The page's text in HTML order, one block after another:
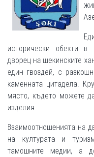
исторически обекти
дворец на шекинските
един гвоздей, с
каменната цитадела.
място, където можете
изделия.
Взаимоотношенията на
на културата и
тамошните медии, а